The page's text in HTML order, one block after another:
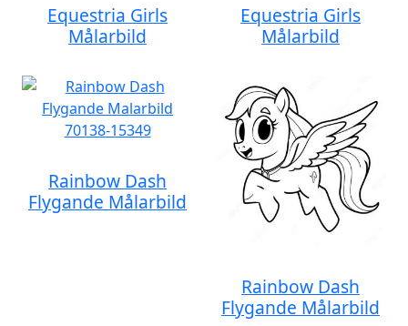
Equestria Girls
Målarbild
Equestria Girls
Målarbild
Rainbow Dash
Flygande Målarbild
Rainbow Dash
Flygande Målarbild